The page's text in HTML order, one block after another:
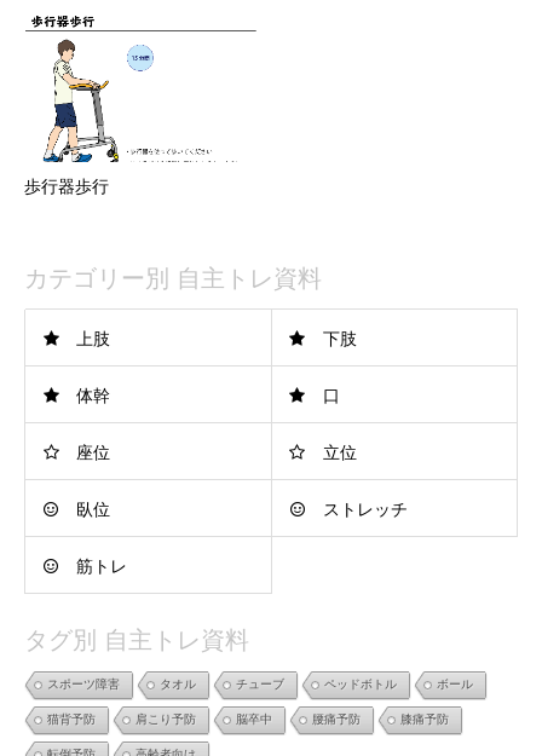
歩行器歩行
カテゴリー別 自主トレ資料
上肢 下肢
体幹 口
座位 立位
臥位 ストレッチ
筋トレ
タグ別 自主トレ資料
スポーツ障害 タオル チューブ ペッドボトル ボール
猫背予防 肩こり予防 脳卒中 腰痛予防 膝痛予防